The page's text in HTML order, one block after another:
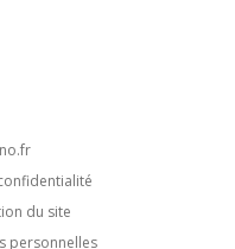
du site
personnelles